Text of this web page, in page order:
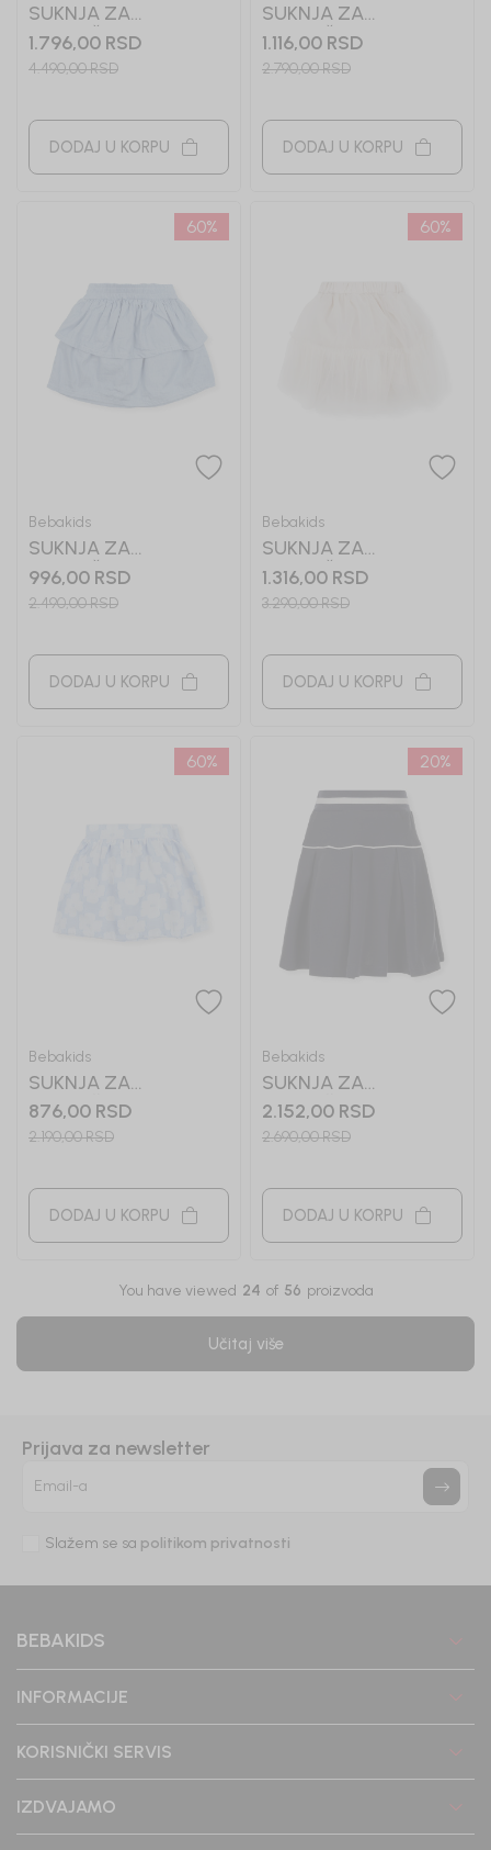
SUKNJA ZA
DEVOJČICE KOKO
1.796,00 RSD
4.490,00RSD
DODAJ U KORPU
SUKNJA ZA
DEVOJČICE NORMA
1.116,00 RSD
2.790,00RSD
DODAJ U KORPU
60%
Bebakids
SUKNJA ZA
DEVOJČICE ROSALIA
996,00 RSD
2.490,00RSD
DODAJ U KORPU
60%
Bebakids
SUKNJA ZA
DEVOJČICE SILVIA
1.316,00 RSD
3.290,00RSD
DODAJ U KORPU
60%
Bebakids
SUKNJA ZA
DEVOJČICE TABITHA
876,00 RSD
2.190,00RSD
DODAJ U KORPU
20%
Bebakids
SUKNJA ZA
DEVOJČICE ANNIE
2.152,00 RSD
2.690,00RSD
DODAJ U KORPU
You have viewed 24 of 56 proizvoda
Učitaj više
Prijava za newsletter
Email-a
Slažem se sa politikom privatnosti
BEBAKIDS
INFORMACIJE
KORISNIČKI SERVIS
IZDVAJAMO